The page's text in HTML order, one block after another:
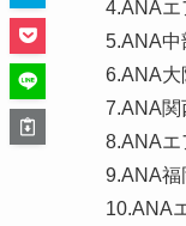
4.ANAエ
5.ANA中
6.ANA大
7.ANA関
8.ANAエ
9.ANA福
10.ANA